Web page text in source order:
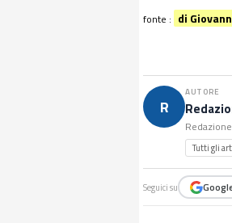
fonte : di
R
AUTORE
Redazione
Tutti gli
Seguici su